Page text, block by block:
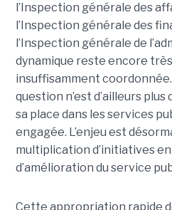
l’Inspection générale des
l’Inspection générale des
l’Inspection générale de
dynamique reste encore
insuffisamment
question n’est d’ailleurs
sa place dans les services
engagée. L’enjeu est
multiplication d’initiatives
d’amélioration du service
Cette appropriation rapide